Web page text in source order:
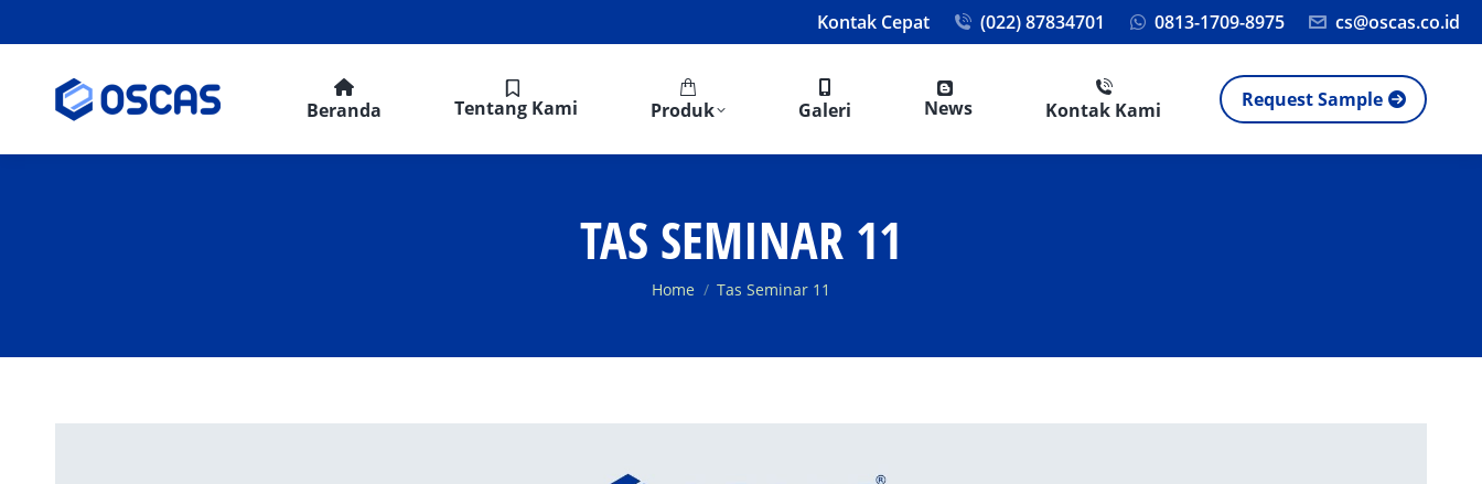
Kontak Cepat (022) 87834701 0813-1709-8975 cs@oscas.co.id
Beranda Tentang Kami Produk Galeri News Kontak Kami Request Sample
TAS SEMINAR 11
You are here:
Home Tas Seminar 11